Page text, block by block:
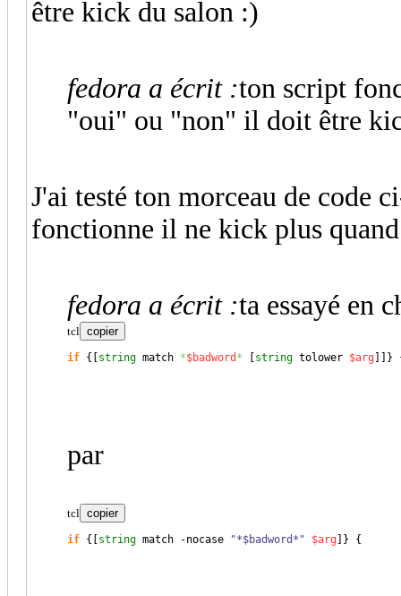
être kick du salon :)
fedora a écrit :ton script
"oui" ou "non" il doit être
J'ai testé ton morceau de code
fonctionne il ne kick plus
fedora a écrit :ta essayé en
tcl copier
if { [string match *$badword * [string tolower $arg ] ] }
par
tcl copier
if { [string match -nocase "*$badword*" $arg ] } {